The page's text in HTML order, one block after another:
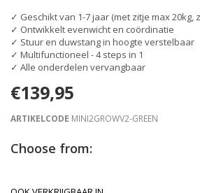
✓ Geschikt van 1-7 jaar (met zitje max 20kg,
✓ Ontwikkelt evenwicht en coördinatie
✓ Stuur en duwstang in hoogte verstelbaar
✓ Multifunctioneel - 4 steps in 1
✓ Alle onderdelen vervangbaar
€139,95
ARTIKELCODE MINI2GROWV2-GREEN
Choose from: